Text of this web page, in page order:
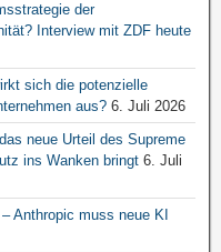
der
Interview mit ZDF heute
sich die potenzielle
aus? 6. Juli 2026
neue Urteil des Supreme
ins Wanken bringt 6. Juli
Anthropic muss neue KI